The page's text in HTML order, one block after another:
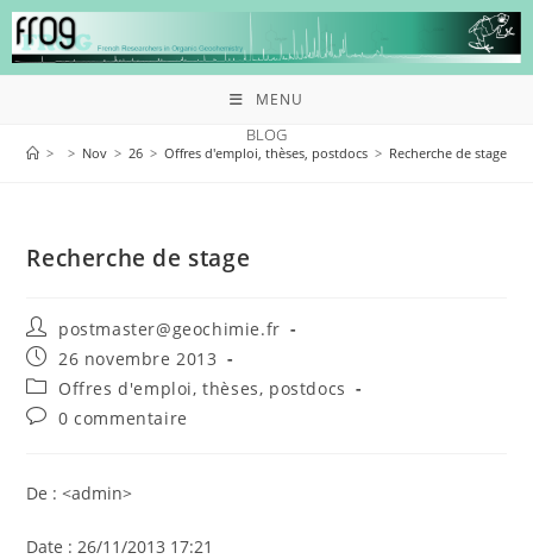
MENU
BLOG
> > Nov > 26 > Offres d'emploi, thèses, postdocs > Recherche de stage
Recherche de stage
postmaster@geochimie.fr
26 novembre 2013
Offres d'emploi, thèses, postdocs
0 commentaire
De : <admin>
Date : 26/11/2013 17:21